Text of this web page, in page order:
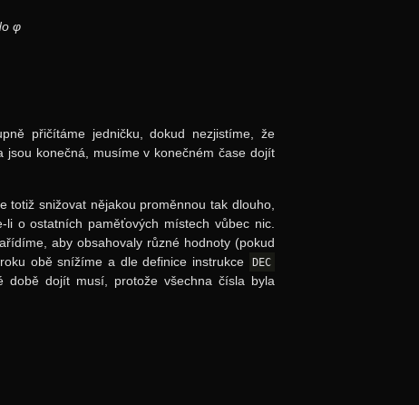
φ
přičítáme jedničku, dokud nezjistíme, že
konečná, musíme v konečném čase dojít
totiž snižovat nějakou proměnnou tak dlouho,
o ostatních paměťových místech vůbec nic.
aby obsahovaly různé hodnoty (pokud
obě snížíme a dle definice instrukce
DEC
dojít musí, protože všechna čísla byla